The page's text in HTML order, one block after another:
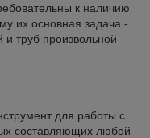
к наличию
их основная задача -
труб произвольной
для работы с
составляющих любой